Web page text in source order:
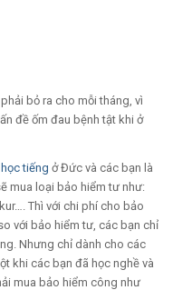
bỏ ra cho mỗi tháng, vì
đề ốm đau bệnh tật khi ở
tiếng ở Đức và các bạn là
mua loại bảo hiểm tư như:
Thì với chi phí cho bảo
với bảo hiểm tư, các bạn chỉ
Nhưng chỉ dành cho các
khi các bạn đã học nghề và
mua bảo hiểm công như